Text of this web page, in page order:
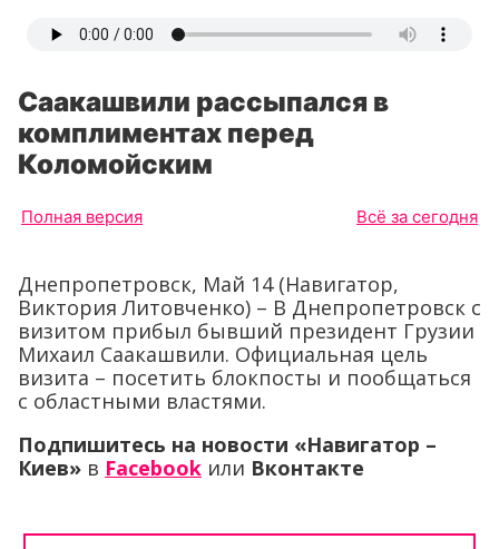
Саакашвили рассыпался в
комплиментах перед
Коломойским
Полная версия Всё за сегодня
Днепропетровск, Май 14 (Навигатор,
Виктория Литовченко) – В Днепропетровск с
визитом прибыл бывший президент Грузии
Михаил Саакашвили. Официальная цель
визита – посетить блокпосты и пообщаться
с областными властями.
Подпишитесь на новости «Навигатор –
Киев» в Facebook или Вконтакте